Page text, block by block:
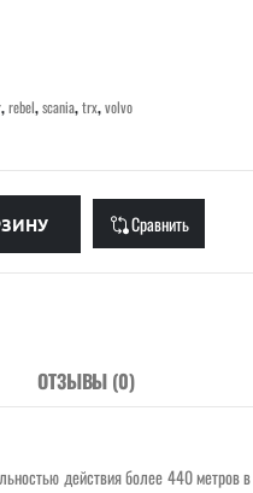
,rebel,scania,trx,volvo
Сравнить
ОТЗЫВЫ (0)
действия более 440 метров